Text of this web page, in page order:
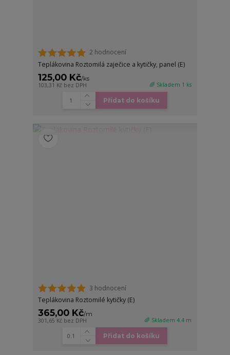
2 hodnocení
Teplákovina Roztomilá zaječice a kytičky, panel (E)
125,00 Kč/ks
103,31 Kč bez DPH 🌈 Skladem 1 ks
Přidat do košíku
3 hodnocení
Teplákovina Roztomilé kytičky (E)
365,00 Kč/m
301,65 Kč bez DPH 🌈 Skladem 4.4 m
Přidat do košíku